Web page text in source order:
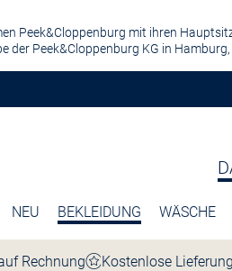
Peek&Cloppenburg mit ihren
der Peek&Cloppenburg KG in
NEU BEKLEIDUNG WÄSCHE
Rechnung Kostenlose